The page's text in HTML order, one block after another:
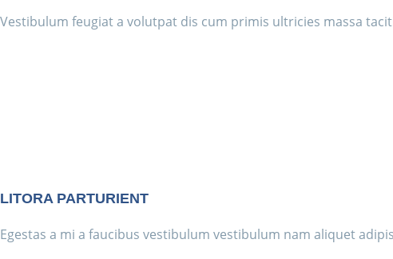
Vestibulum feugiat a volutpat dis cum primis ultricies massa
LITORA PARTURIENT
Egestas a mi a faucibus vestibulum vestibulum nam aliquet